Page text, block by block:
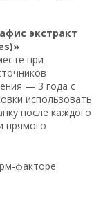
экстракт
при
— 3 года с
использовать
после каждого
прямого
факторе